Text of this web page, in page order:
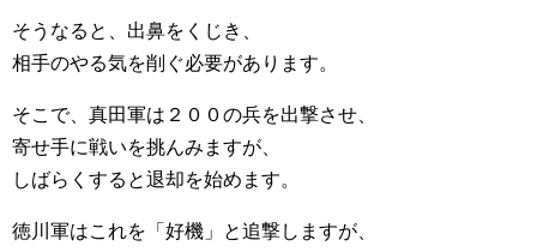
そうなると、出鼻をくじき、
相手のやる気を削ぐ必要があります。
そこで、真田軍は２００の兵を出撃させ、
寄せ手に戦いを挑んみますが、
しばらくすると退却を始めます。
徳川軍はこれを「好機」と追撃しますが、